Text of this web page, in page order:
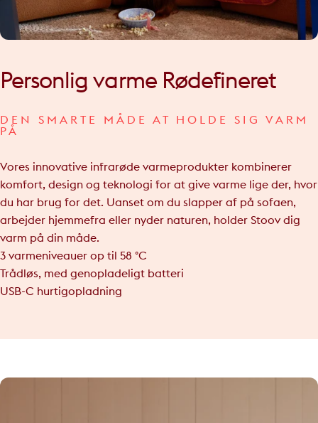
Personlig varme Rødefineret
DEN SMARTE MÅDE AT HOLDE SIG VARM
PÅ
Vores innovative infrarøde varmeprodukter kombinerer
komfort, design og teknologi for at give varme lige der, hvor
du har brug for det. Uanset om du slapper af på sofaen,
arbejder hjemmefra eller nyder naturen, holder Stoov dig
varm på din måde.
3 varmeniveauer op til 58 °C
Trådløs, med genopladeligt batteri
USB-C hurtigopladning